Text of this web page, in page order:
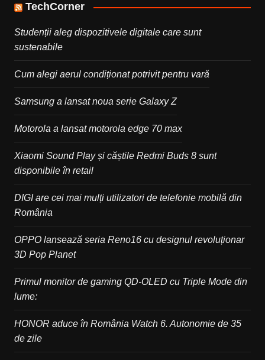
TechCorner
Studenții aleg dispozitivele digitale care sunt
sustenabile
Cum alegi aerul condiționat potrivit pentru vară
Samsung a lansat noua serie Galaxy Z
Motorola a lansat motorola edge 70 max
Xiaomi Sound Play și căștile Redmi Buds 8 sunt
disponibile în retail
DIGI are cei mai mulți utilizatori de telefonie mobilă din
România
OPPO lansează seria Reno16 cu designul revoluționar
3D Pop Planet
Primul monitor de gaming QD-OLED cu Triple Mode din
lume:
HONOR aduce în România Watch 6. Autonomie de 35
de zile